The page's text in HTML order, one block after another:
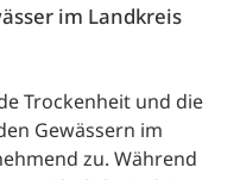
im Landkreis
Trockenheit und die
Gewässern im
zu. Während